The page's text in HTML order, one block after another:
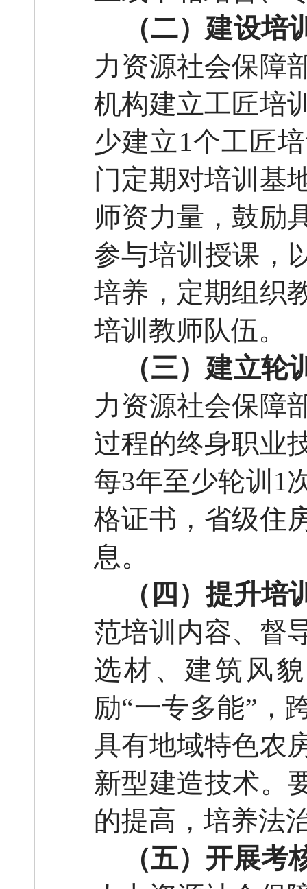
（二）建设培
力资源社会保障
机构建立工匠培
少建立1个工匠
门定期对培训基
师资力量，鼓励
参与培训授课，
培养，定期组织
培训教师队伍。
（三）建立轮
力资源社会保障
过程的终身职业
每3年至少轮训1
格证书，省级住
息。
（四）提升培
范培训内容、督
选材、建筑风
励“一专多能”，
具有地域特色农
新型建造技术。
的提高，培养法
（五）开展考